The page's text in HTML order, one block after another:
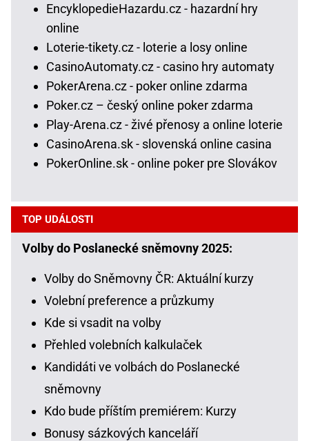
EncyklopedieHazardu.cz - hazardní hry
online
Loterie-tikety.cz - loterie a losy online
CasinoAutomaty.cz - casino hry automaty
PokerArena.cz - poker online zdarma
Poker.cz – český online poker zdarma
Play-Arena.cz - živé přenosy a online loterie
CasinoArena.sk - slovenská online casina
PokerOnline.sk - online poker pre Slovákov
TOP UDÁLOSTI
Volby do Poslanecké sněmovny 2025:
Volby do Sněmovny ČR: Aktuální kurzy
Volební preference a průzkumy
Kde si vsadit na volby
Přehled volebních kalkulaček
Kandidáti ve volbách do Poslanecké
sněmovny
Kdo bude příštím premiérem: Kurzy
Bonusy sázkových kanceláří